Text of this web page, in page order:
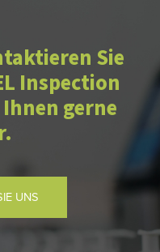
Sie
Inspection
gerne
UNS